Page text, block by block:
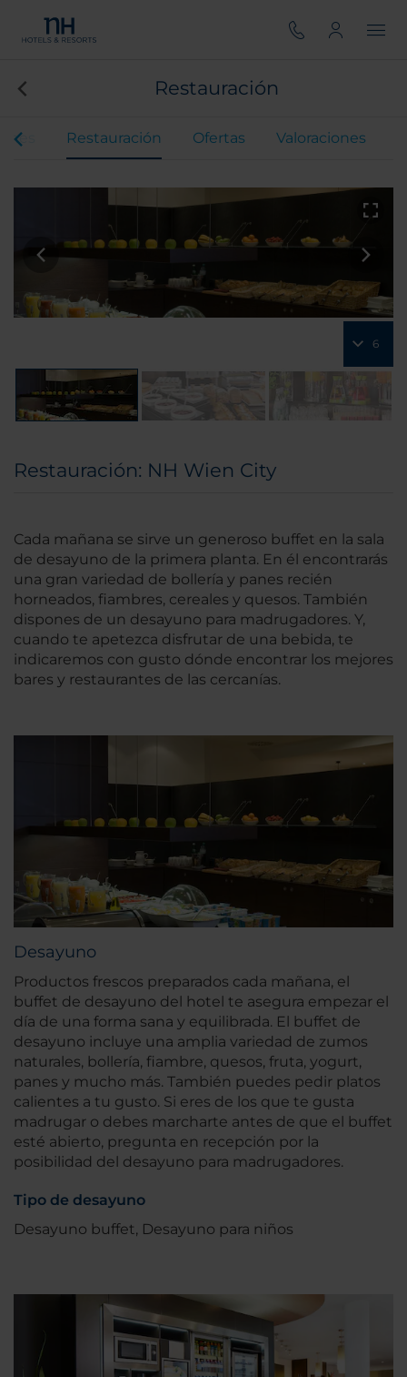
Restauración
Restauración Ofertas Valoraciones
6
Restauración: NH Wien City
Cada mañana se sirve un generoso buffet en la sala
de desayuno de la primera planta. En él encontrarás
una gran variedad de bollería y panes recién
horneados, fiambres, cereales y quesos. También
dispones de un desayuno para madrugadores. Y,
cuando te apetezca disfrutar de una bebida, te
indicaremos con gusto dónde encontrar los mejores
bares y restaurantes de las cercanías.
Desayuno
Productos frescos preparados cada mañana, el
buffet de desayuno del hotel te asegura empezar el
día de una forma sana y equilibrada. El buffet de
desayuno incluye una amplia variedad de zumos
naturales, bollería, fiambre, quesos, fruta, yogurt,
panes y mucho más. También puedes pedir platos
calientes a tu gusto. Si eres de los que te gusta
madrugar o debes marcharte antes de que el buffet
esté abierto, pregunta en recepción por la
posibilidad del desayuno para madrugadores.
Tipo de desayuno
Desayuno buffet, Desayuno para niños